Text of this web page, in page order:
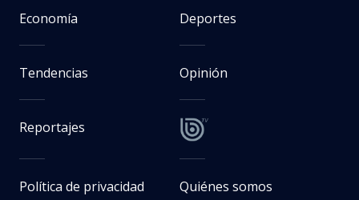
Economía Deportes
Tendencias Opinión
Reportajes
Política de privacidad Quiénes somos